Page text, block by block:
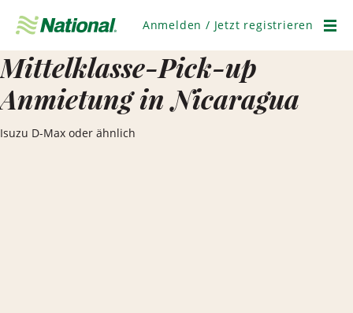
überspringen
Anmelden / Jetzt registrieren
Mittelklasse-Pick-up
Anmietung in Nicaragua
Isuzu D-Max oder ähnlich